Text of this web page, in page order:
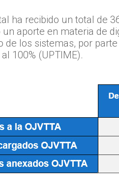
ha recibido un total de
aporte en materia de
los sistemas, por
100% (UPTIME).